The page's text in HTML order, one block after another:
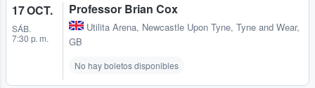
17 OCT.
SÁB.
7:30 p. m.
Professor Brian Cox
Utilita Arena, Newcastle Upon Tyne, Tyne and Wear,
GB
No hay boletos disponibles